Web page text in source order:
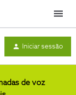
Menu
Iniciar sessão
de voz